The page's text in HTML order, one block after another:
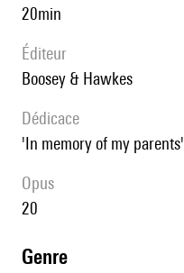
20min
éditeur
Boosey & Hawkes
Dédicace
'In memory of my parents'
Opus
20
genre